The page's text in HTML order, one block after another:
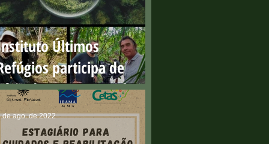
Últimos
participa de
da BBC que ganha o
Oscar'
de ago. de 2022